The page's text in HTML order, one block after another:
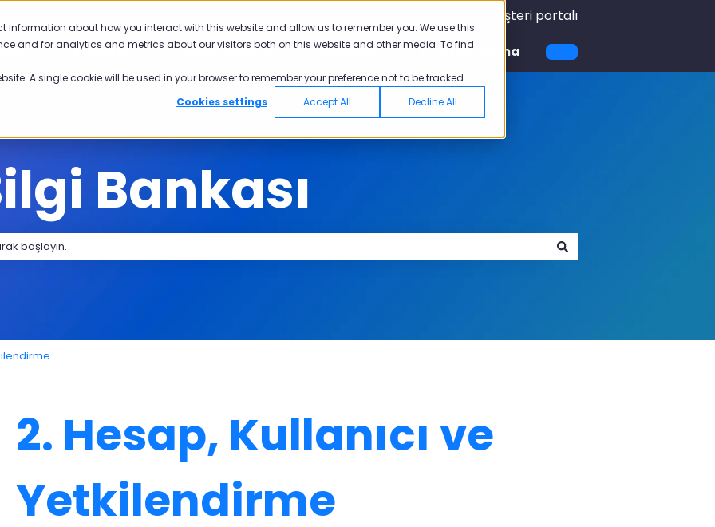
about how you interact with this website and allow us to remember you. We use this
and for analytics and metrics about our visitors both on this website and other media. To find
A single cookie will be used in your browser to remember your preference not to be tracked.
Cookies settings
Accept All Decline All
Müşteri portalı
Sektörler Neden Pisano Akademi Akademi için alt menüyü göster
Fiyatlandırma
Bankası
2. Hesap, Kullanıcı ve
Yetkilendirme